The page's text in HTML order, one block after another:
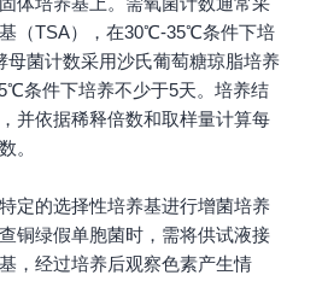
（TSA），在30℃-35℃条件下培
母菌计数采用沙氏葡萄糖琼脂培养
条件下培养不少于5天。培养结
并依据稀释倍数和取样量计算每
。
定的选择性培养基进行增菌培养
铜绿假单胞菌时，需将供试液接
，经过培养后观察色素产生情